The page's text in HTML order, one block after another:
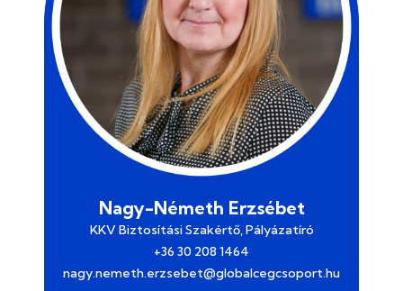
Nagy-Németh Erzsébet
KKV Biztosítási Szakértő, Pályázatíró
+36 30 208 1464
nagy.nemeth.erzsebet@globalcegcsoport.hu